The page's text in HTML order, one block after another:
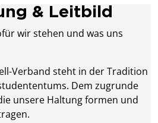
& Leitbild
wir stehen und was uns
Verband steht in der Tradition
Dem zugrunde
unsere Haltung formen und